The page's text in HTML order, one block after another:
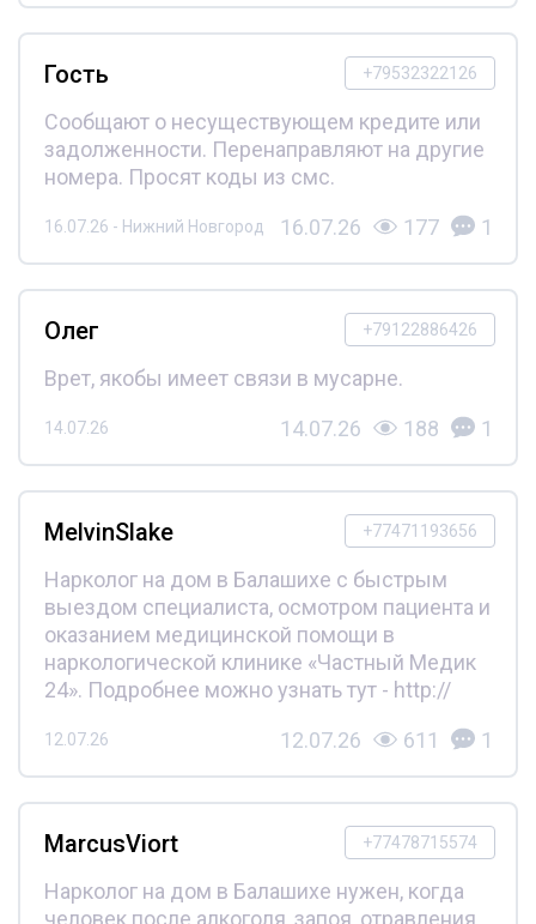
+79532322126
Гость
Сообщают о несуществующем кредите или
задолженности. Перенаправляют на другие
номера. Просят коды из смс.
16.07.26 - Нижний Новгород 16.07.26 177 1
+79122886426
Олег
Врет, якобы имеет связи в мусарне.
14.07.26 14.07.26 188 1
+77471193656
MelvinSlake
Нарколог на дом в Балашихе с быстрым
выездом специалиста, осмотром пациента и
оказанием медицинской помощи в
наркологической клинике «Частный Медик
24». Подробнее можно узнать тут - http://
12.07.26 12.07.26 611 1
+77478715574
MarcusViort
Нарколог на дом в Балашихе нужен, когда
человек после алкоголя, запоя, отравления,